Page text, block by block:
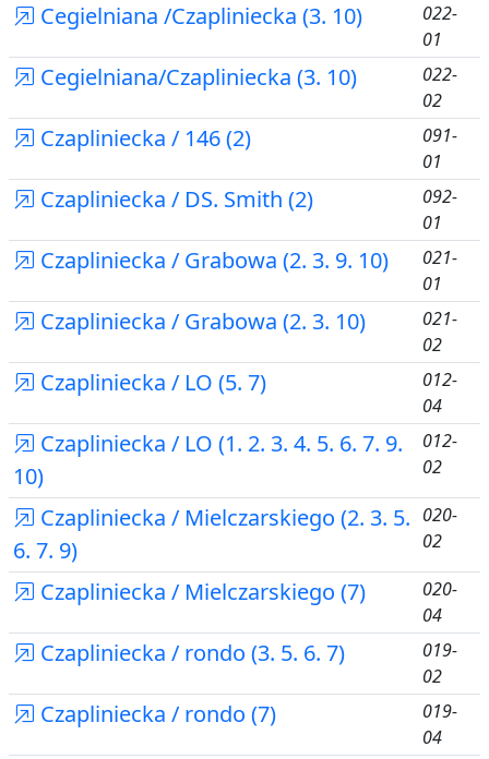
Cegielniana /Czapliniecka (3. 10)
022-
01
Cegielniana/Czapliniecka (3. 10)
022-
02
Czapliniecka / 146 (2)
091-
01
Czapliniecka / DS. Smith (2)
092-
01
Czapliniecka / Grabowa (2. 3. 9. 10)
021-
01
Czapliniecka / Grabowa (2. 3. 10)
021-
02
Czapliniecka / LO (5. 7)
012-
04
Czapliniecka / LO (1. 2. 3. 4. 5. 6. 7. 9.
10)
012-
02
Czapliniecka / Mielczarskiego (2. 3. 5.
6. 7. 9)
020-
02
Czapliniecka / Mielczarskiego (7)
020-
04
Czapliniecka / rondo (3. 5. 6. 7)
019-
02
Czapliniecka / rondo (7)
019-
04